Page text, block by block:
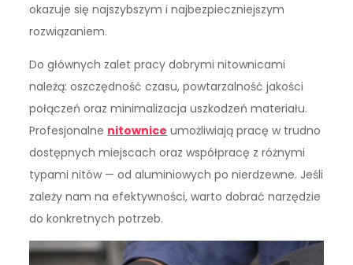
okazuje się najszybszym i najbezpieczniejszym
rozwiązaniem.
Do głównych zalet pracy dobrymi nitownicami
należą: oszczędność czasu, powtarzalność jakości
połączeń oraz minimalizacja uszkodzeń materiału.
Profesjonalne nitownice umożliwiają pracę w trudno
dostępnych miejscach oraz współpracę z różnymi
typami nitów — od aluminiowych po nierdzewne. Jeśli
zależy nam na efektywności, warto dobrać narzędzie
do konkretnych potrzeb.